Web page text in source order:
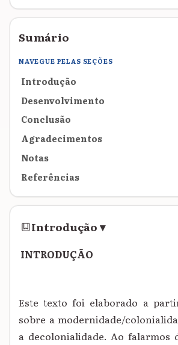
Sumário
NAVEGUE PELAS SEÇÕES
Introdução
Desenvolvimento
Conclusão
Agradecimentos
Notas
Referências
Introdução▾
INTRODUÇÃO
Este texto foi elaborado a
sobre a modernidade/
a decolonialidade. Ao falarmos